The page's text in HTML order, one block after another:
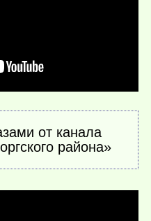
от канала
района»